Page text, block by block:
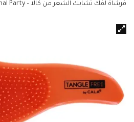
فرشاة لفك تشابك الشعر من كالا – CALA Tangle Free Animal Party